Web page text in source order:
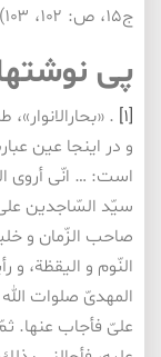
ج‏۱۵، ص: ۱۰۲، ۱۰۳)
پی
[۱]
و در اينجا عين
است: … انّى أروى
سيّد السّاجدين
صاحب الزّمان و
النّوم و اليقظة، و
المهدىّ صلوات
علىّ فأجاب عنها.